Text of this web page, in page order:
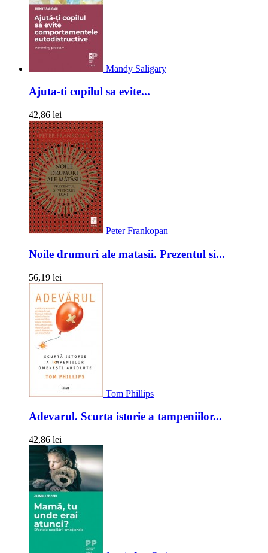
Mandy Saligary
Ajuta-ti copilul sa evite...
42,86 lei
Peter Frankopan
Noile drumuri ale matasii. Prezentul si...
56,19 lei
Tom Phillips
Adevarul. Scurta istorie a tampeniilor...
42,86 lei